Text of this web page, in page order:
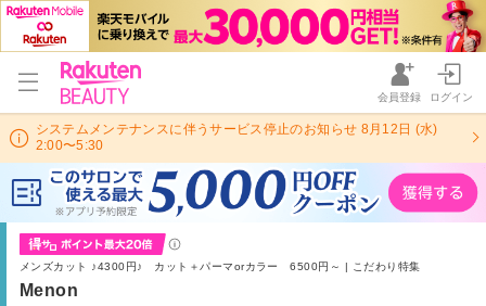
会員登録 ログイン
システムメンテナンスに伴うサービス停止のお知らせ 8月12日 (水)
2:00〜5:30
メンズカット ♪4300円♪ カット＋パーマorカラー 6500円～ | こだわり特集
Menon